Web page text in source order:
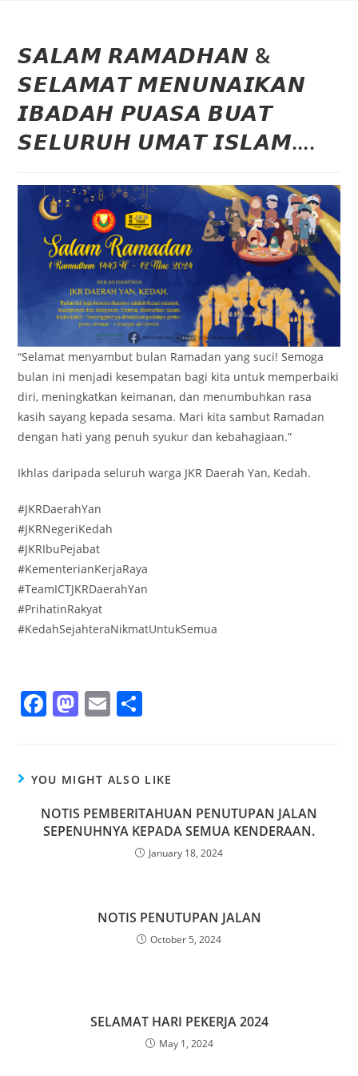
𝙎𝘼𝙇𝘼𝙈 𝙍𝘼𝙈𝘼𝘿𝙃𝘼𝙉 &
𝙎𝙀𝙇𝘼𝙈𝘼𝙏 𝙈𝙀𝙉𝙐𝙉𝘼𝙄𝙆𝘼𝙉
𝙄𝘽𝘼𝘿𝘼𝙃 𝙋𝙐𝘼𝙎𝘼 𝘽𝙐𝘼𝙏
𝙎𝙀𝙇𝙐𝙍𝙐𝙃 𝙐𝙈𝘼𝙏 𝙄𝙎𝙇𝘼𝙈….
“Selamat menyambut bulan Ramadan yang suci! Semoga
bulan ini menjadi kesempatan bagi kita untuk memperbaiki
diri, meningkatkan keimanan, dan menumbuhkan rasa
kasih sayang kepada sesama. Mari kita sambut Ramadan
dengan hati yang penuh syukur dan kebahagiaan.”
Ikhlas daripada seluruh warga JKR Daerah Yan, Kedah.
#JKRDaerahYan
#JKRNegeriKedah
#JKRIbuPejabat
#KementerianKerjaRaya
#TeamICTJKRDaerahYan
#PrihatinRakyat
#KedahSejahteraNikmatUntukSemua
F
e
b
o
M
o
d
o
E
l e
YOU MIGHT ALSO LIKE
NOTIS PEMBERITAHUAN PENUTUPAN JALAN
SEPENUHNYA KEPADA SEMUA KENDERAAN.
January 18, 2024
NOTIS PENUTUPAN JALAN
October 5, 2024
SELAMAT HARI PEKERJA 2024
May 1, 2024